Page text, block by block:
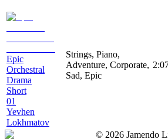
Epic
Orchestral
Drama
Short
01
Yevhen
Lokhmatov
Strings, Piano,
Adventure, Corporate,
Sad, Epic
© 2026 Jamendo